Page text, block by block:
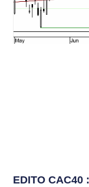
EDITO